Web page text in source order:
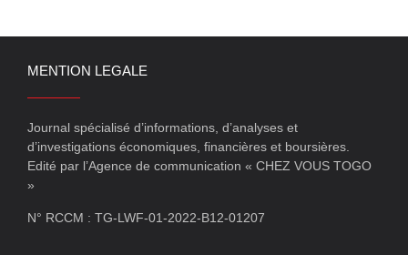
MENTION LEGALE
Journal spécialisé d’informations, d’analyses et
d’investigations économiques, financières et boursières.
Edité par l’Agence de communication « CHEZ VOUS TOGO
»
N° RCCM : TG-LWF-01-2022-B12-01207